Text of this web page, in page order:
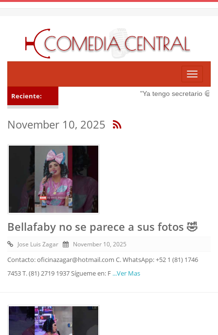
Toggle
Reciente: "Ya tengo secretario 😃"
November 10, 2025
Bellafaby no se parece a sus fotos 🤣
Jose Luis Zagar November 10, 2025
Contacto: oficinazagar@hotmail.com C. WhatsApp: +52 1 (81) 1746
7453 T. (81) 2719 1937 Sígueme en: F ...Ver Mas